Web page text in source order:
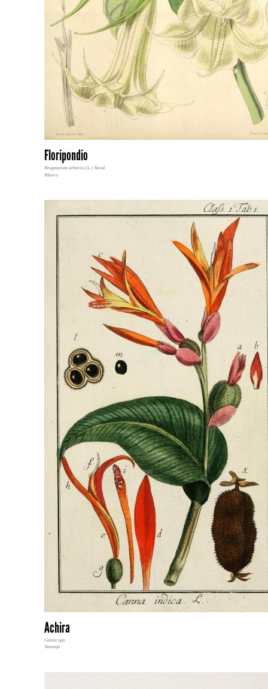
Floripondio
Brugmansia arborea (L.) Steud.
Blanco
Achira
Canna spp.
Naranja